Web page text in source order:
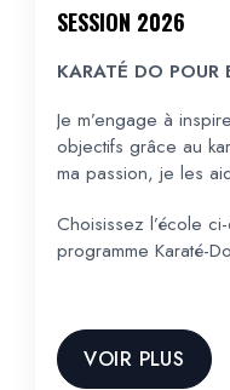
SESSION 2026
KARATÉ DO POUR
Je m’engage à
objectifs grâce au
ma passion, je les
Choisissez l’école
programme Karaté-
VOIR PLUS